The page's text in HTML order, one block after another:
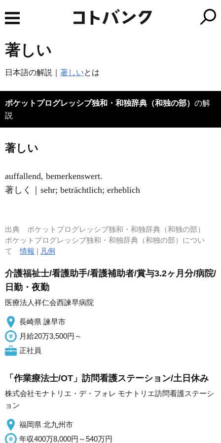
著しい
日本語の解説｜ 著しいとは
ポケットプログレッシブ独和・和独辞典（和独の部） の解
説
著しい
auffallend, bemerkenswert.
著しく｜sehr; beträchtlich; erheblich
出典 ポケットプログレッシブ独和・和独辞典（和独の部）
ポケットプログレッシブ独和・和独辞典（和独の部）につい
て情報 | 凡例
介護福祉士/看護助手/看護補助者/賞与3.2ヶ月分/病院/
日勤・夜勤
医療法人祥仁会西諫早病院
長崎県 諫早市
月給20万3,500円～
正社員
「作業療法士/OT」訪問看護ステーション/土日休み
株式会社モナトリエ・デ・フォレ モナトリエ訪問看護ステーシ
ョン
福岡県 北九州市
年収400万8,000円～540万円